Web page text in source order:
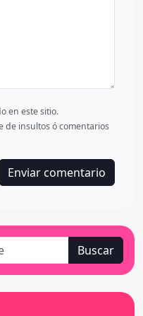
en este sitio.
de insultos ó comentarios
Buscar